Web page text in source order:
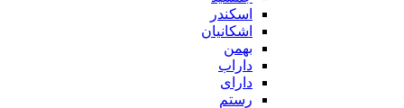
اسکندر
اشکانیان
بهمن
داراب
دارای
رستم